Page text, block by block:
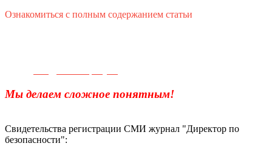
Ознакомиться с полным содержанием статьи
Мы делаем сложное понятным!
Свидетельства регистрации СМИ журнал "Директор по
безопасности":